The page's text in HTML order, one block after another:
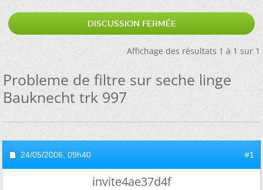
DISCUSSION FERMÉE
Affichage des résultats 1 à 1 sur 1
Probleme de filtre sur seche linge
Bauknecht trk 997
24/05/2006, 09h40 #1
invite4ae37d4f